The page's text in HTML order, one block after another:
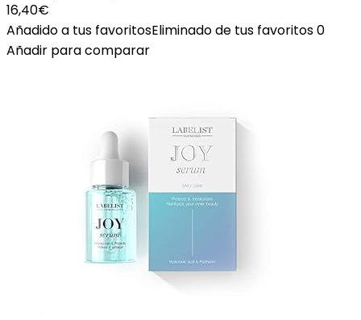
16,40€
Añadido a tus favoritosEliminado de tus favoritos0
Añadir para comparar